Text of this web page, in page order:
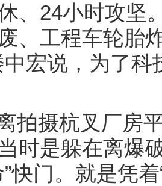
、24小时攻坚
、工程车轮胎
中宏说，为了
拍摄杭叉厂房
时是躲在离爆
快门。就是凭